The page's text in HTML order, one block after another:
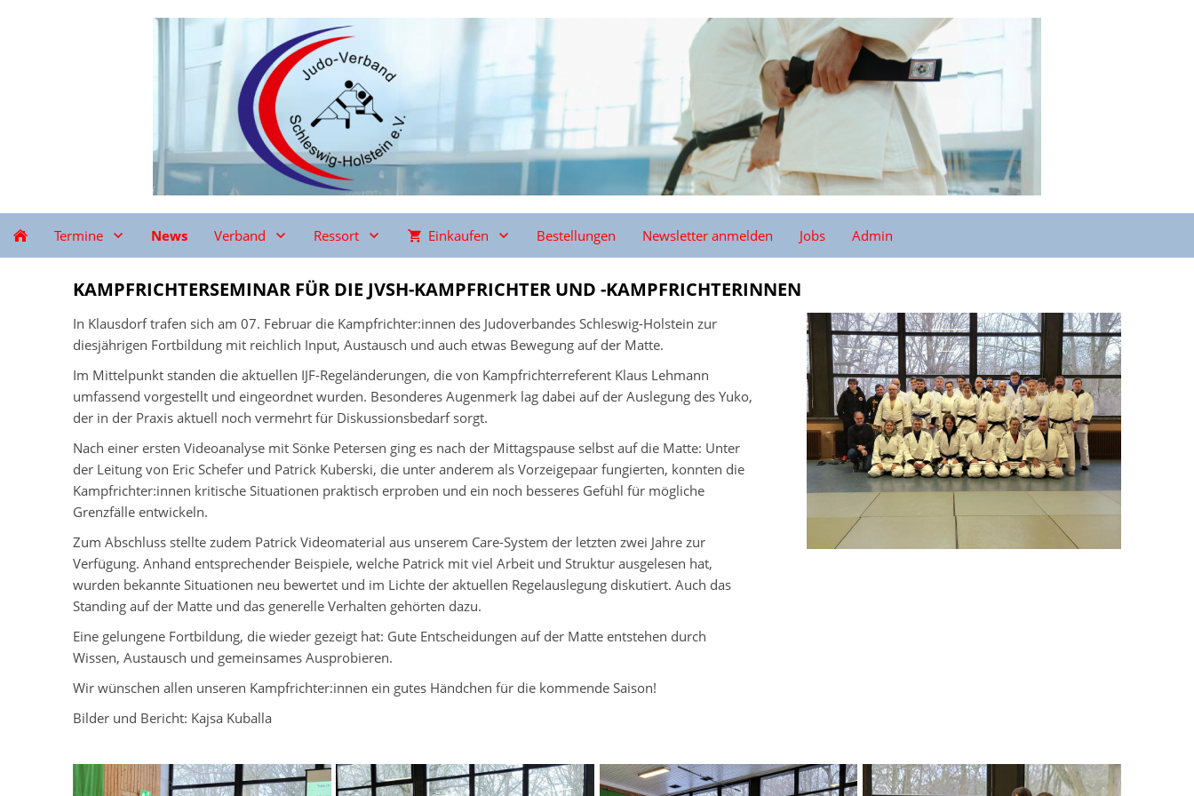
Termine News Verband Ressort Einkaufen Bestellungen Newsletter anmelden Jobs Admin
KAMPFRICHTERSEMINAR FÜR DIE JVSH-KAMPFRICHTER UND -KAMPFRICHTERINNEN
In Klausdorf trafen sich am 07. Februar die Kampfrichter:innen des Judoverbandes Schleswig-Holstein zur
diesjährigen Fortbildung mit reichlich Input, Austausch und auch etwas Bewegung auf der Matte.
Im Mittelpunkt standen die aktuellen IJF-Regeländerungen, die von Kampfrichterreferent Klaus Lehmann
umfassend vorgestellt und eingeordnet wurden. Besonderes Augenmerk lag dabei auf der Auslegung des Yuko,
der in der Praxis aktuell noch vermehrt für Diskussionsbedarf sorgt.
Nach einer ersten Videoanalyse mit Sönke Petersen ging es nach der Mittagspause selbst auf die Matte: Unter
der Leitung von Eric Schefer und Patrick Kuberski, die unter anderem als Vorzeigepaar fungierten, konnten die
Kampfrichter:innen kritische Situationen praktisch erproben und ein noch besseres Gefühl für mögliche
Grenzfälle entwickeln.
Zum Abschluss stellte zudem Patrick Videomaterial aus unserem Care-System der letzten zwei Jahre zur
Verfügung. Anhand entsprechender Beispiele, welche Patrick mit viel Arbeit und Struktur ausgelesen hat,
wurden bekannte Situationen neu bewertet und im Lichte der aktuellen Regelauslegung diskutiert. Auch das
Standing auf der Matte und das generelle Verhalten gehörten dazu.
Eine gelungene Fortbildung, die wieder gezeigt hat: Gute Entscheidungen auf der Matte entstehen durch
Wissen, Austausch und gemeinsames Ausprobieren.
Wir wünschen allen unseren Kampfrichter:innen ein gutes Händchen für die kommende Saison!
Bilder und Bericht: Kajsa Kuballa